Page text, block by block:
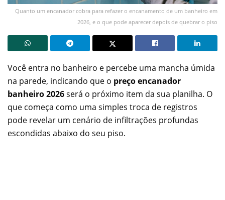
Quanto um encanador cobra para refazer o encanamento de um banheiro em
2026, e o que pode aparecer depois de quebrar o piso
Você entra no banheiro e percebe uma mancha úmida
na parede, indicando que o preço encanador
banheiro 2026será o próximo item da sua planilha. O
que começa como uma simples troca de registros
pode revelar um cenário de infiltrações profundas
escondidas abaixo do seu piso.